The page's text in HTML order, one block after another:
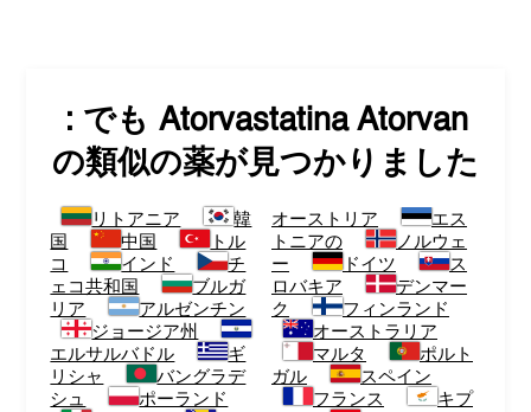
: でも Atorvastatina Atorvan
の類似の薬が見つかりました
リトアニア
韓
国
中国
トル
コ
インド
チ
ェコ共和国
ブルガ
リア
アルゼンチン
ジョージア州
エルサルバドル
ギ
リシャ
バングラデ
シュ
ポーランド
オーストリア
エス
トニアの
ノルウェ
ー
ドイツ
ス
ロバキア
デンマー
ク
フィンランド
オーストラリア
マルタ
ポルト
ガル
スペイン
フランス
キプ